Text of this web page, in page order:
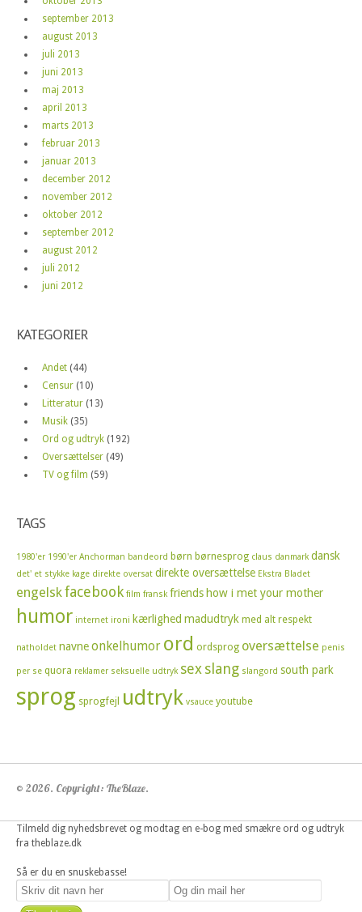
september 2013
august 2013
juli 2013
juni 2013
maj 2013
april 2013
marts 2013
februar 2013
januar 2013
december 2012
november 2012
oktober 2012
september 2012
august 2012
juli 2012
juni 2012
KATEGORIER
Andet (44)
Censur (10)
Litteratur (13)
Musik (35)
Ord og udtryk (192)
Oversættelser (49)
TV og film (59)
TAGS
1980'er 1990'er Anchorman bandeord børn børnesprog claus danmark dansk
det' et stykke kage direkte oversat direkte oversættelse Ekstra Bladet
engelskfacebook film fransk friends how i met your mother
humor internet ironi kærlighed madudtryk med alt respekt
natholdet navneonkelhumor ord ordsprog oversættelse penis
per se quora reklamer seksuelle udtryk sexslang slangord south park
sprog sprogfejl udtryk vsauce youtube
© 2026. Copyright: TheBlaze.
Tilmeld dig nyhedsbrevet og modtag en e-bog med smækre ord og udtryk
fra theblaze.dk
Så er du en snuskebasse!